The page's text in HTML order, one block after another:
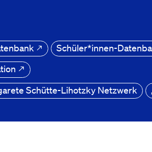
Schüler*innen-
Schütte-Lihotzky Netzwerk